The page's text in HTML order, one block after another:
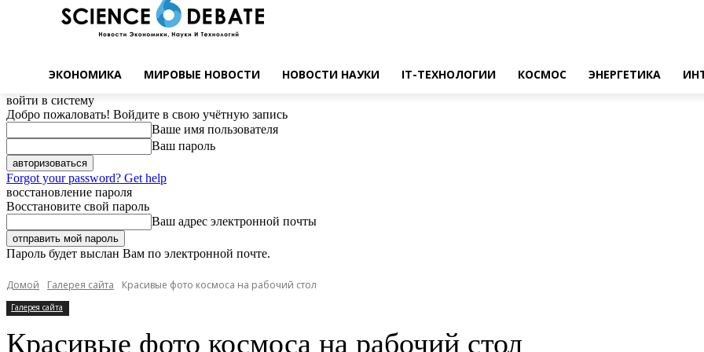
ЭКОНОМИКА МИРОВЫЕ НОВОСТИ НОВОСТИ НАУКИ IT-ТЕХНОЛОГИИ КОСМОС ЭНЕРГЕТИКА
войти в систему
Добро пожаловать! Войдите в свою учётную запись
Ваше имя пользователя
Ваш пароль
Forgot your password? Get help
восстановление пароля
Восстановите свой пароль
Ваш адрес электронной почты
Пароль будет выслан Вам по электронной почте.
Домой Галерея сайта Красивые фото космоса на рабочий стол
Галерея сайта
Красивые фото космоса на рабочий стол